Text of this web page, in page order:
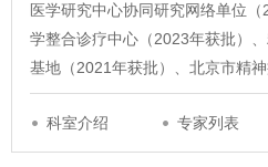
医学研究中心协同研究网络单位
学整合诊疗中心（2023年获批）
基地（2021年获批）、北京市精
科室介绍 专家列表